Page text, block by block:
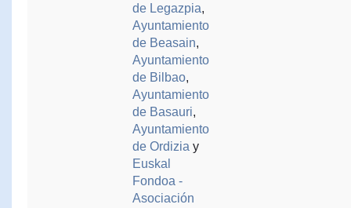
de Legazpia,
Ayuntamiento
de Beasain,
Ayuntamiento
de Bilbao,
Ayuntamiento
de Basauri,
Ayuntamiento
de Ordizia y
Euskal
Fondoa -
Asociación